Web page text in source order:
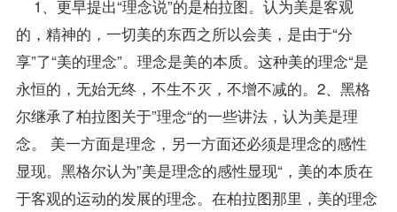
1、更早提出“理念说”的是柏拉图。认为美是客观
的，精神的，一切美的东西之所以会美，是由于“分
享”了“美的理念”。理念是美的本质。这种美的理念“是
永恒的，无始无终，不生不灭，不增不减的。2、黑格
尔继承了柏拉图关于”理念“的一些讲法，认为美是理
念。 美一方面是理念，另一方面还必须是理念的感性
显现。黑格尔认为”美是理念的感性显现“，美的本质在
于客观的运动的发展的理念。在柏拉图那里，美的理念